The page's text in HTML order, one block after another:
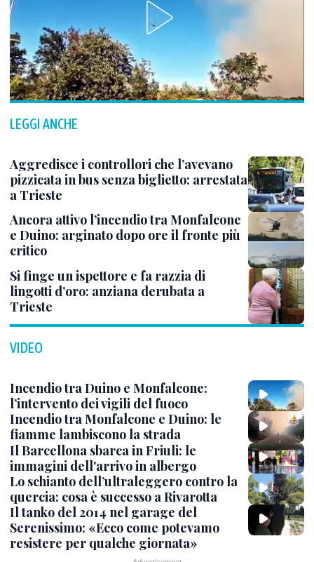
LEGGI ANCHE
Aggredisce i controllori che l’avevano
pizzicata in bus senza biglietto: arrestata
a Trieste
Ancora attivo l’incendio tra Monfalcone
e Duino: arginato dopo ore il fronte più
critico
Si finge un ispettore e fa razzia di
lingotti d’oro: anziana derubata a
Trieste
VIDEO
Incendio tra Duino e Monfalcone:
l’intervento dei vigili del fuoco
Incendio tra Monfalcone e Duino: le
fiamme lambiscono la strada
Il Barcellona sbarca in Friuli: le
immagini dell'arrivo in albergo
Lo schianto dell’ultraleggero contro la
quercia: cosa è successo a Rivarotta
Il tanko del 2014 nel garage del
Serenissimo: «Ecco come potevamo
resistere per qualche giornata»